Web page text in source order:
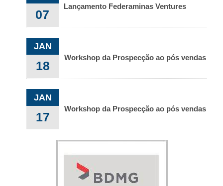
07
Lançamento Federaminas Ventures
JAN
18
Workshop da Prospecção ao pós vendas
JAN
17
Workshop da Prospecção ao pós vendas